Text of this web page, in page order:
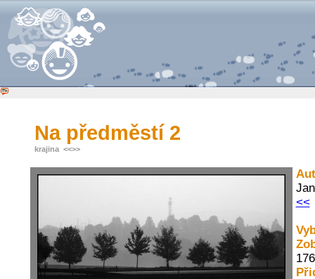
Na předměstí 2
krajina <<>>
<<